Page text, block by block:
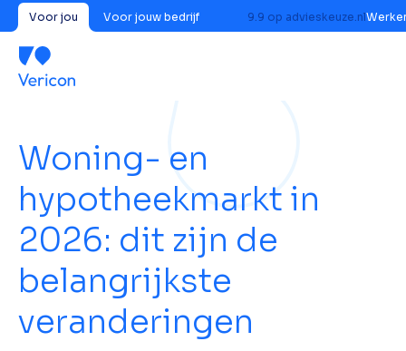
Voor jou Voor jouw bedrijf 9.9 op advieskeuze.nl
Woning- en
hypotheekmarkt in
2026: dit zijn de
belangrijkste
veranderingen